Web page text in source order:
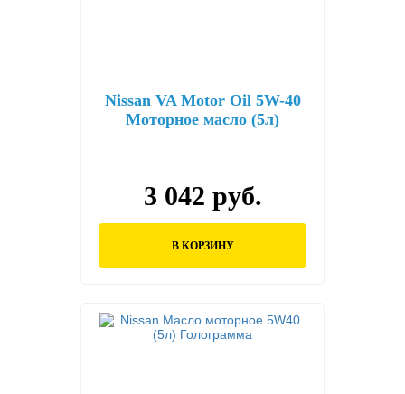
Nissan VA Motor Oil 5W-40
Моторное масло (5л)
3 042 руб.
В КОРЗИНУ